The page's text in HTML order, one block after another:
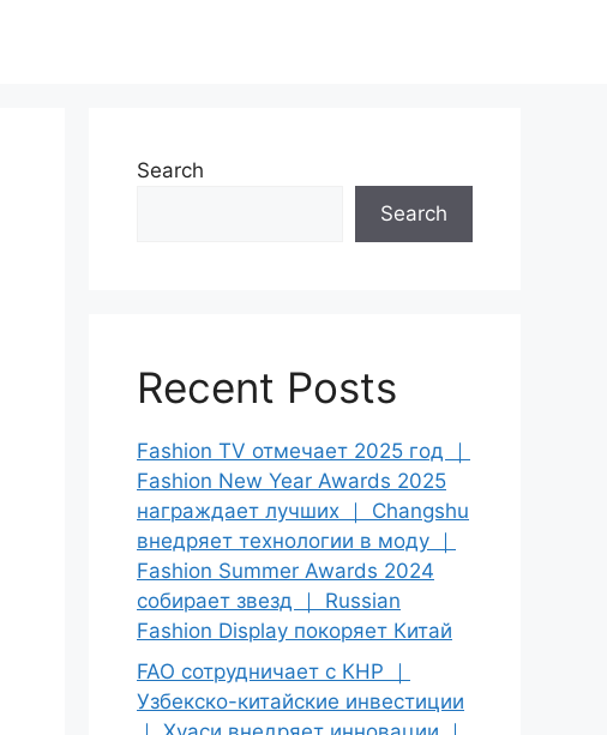
Search
Search
Recent Posts
Fashion TV отмечает 2025 год ｜
Fashion New Year Awards 2025
награждает лучших ｜ Changshu
внедряет технологии в моду ｜
Fashion Summer Awards 2024
собирает звезд ｜ Russian
Fashion Display покоряет Китай
FAO сотрудничает с КНР ｜
Узбекско-китайские инвестиции